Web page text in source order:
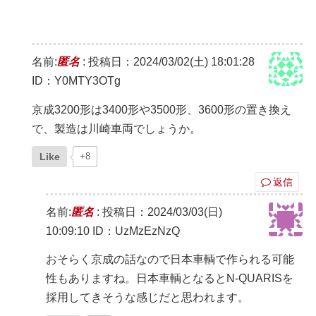
名前:匿名: 投稿日：2024/03/02(土) 18:01:28
ID：Y0MTY3OTg
京成3200形は3400形や3500形、3600形の置き換え
で、製造は川崎車両でしょうか。
Like +8
返信
名前:匿名: 投稿日：2024/03/03(日)
10:09:10 ID：UzMzEzNzQ
おそらく京成の話なので日本車輌で作られる可能
性もありますね。日本車輌となるとN-QUARISを
採用してきそうな感じだと思われます。